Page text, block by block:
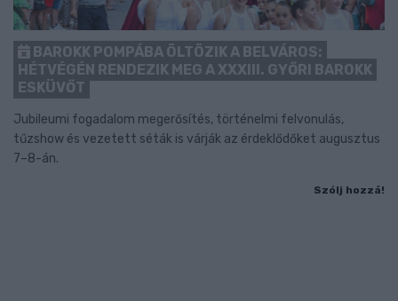
BAROKK POMPÁBA ÖLTÖZIK A BELVÁROS:
HÉTVÉGÉN RENDEZIK MEG A XXXIII. GYŐRI BAROKK
ESKÜVŐT
Jubileumi fogadalom megerősítés, történelmi felvonulás,
tűzshow és vezetett séták is várják az érdeklődőket augusztus
7–8-án.
Szólj hozzá!